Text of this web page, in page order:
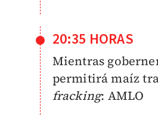
20:35 HORAS
Mientras
permitirá maíz
fracking: AMLO